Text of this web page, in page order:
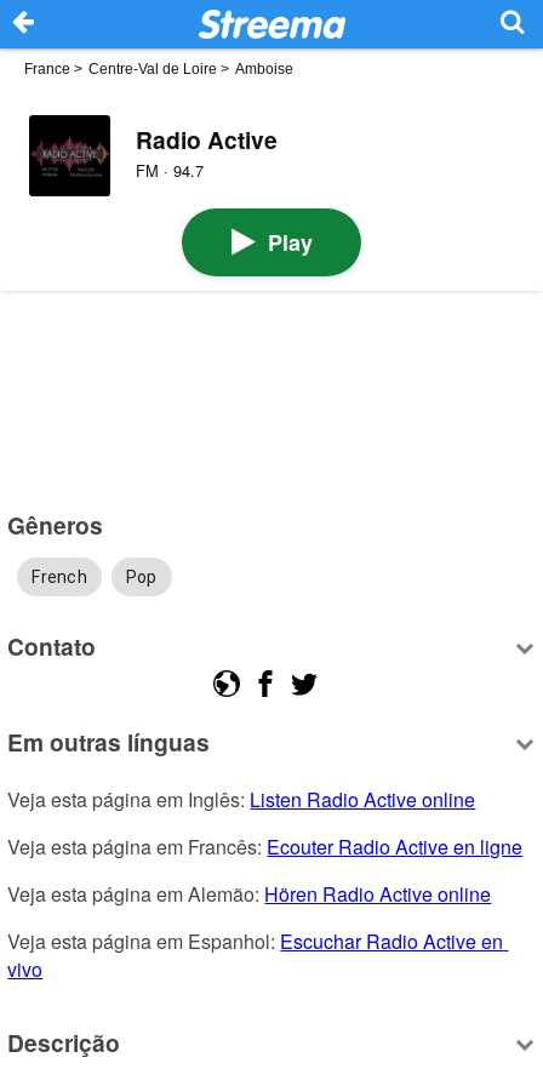
France > Centre-Val de Loire > Amboise
Radio Active
FM · 94.7
Play
Gêneros
French Pop
Contato
Em outras línguas
Veja esta página em Inglês: Listen Radio Active online
Veja esta página em Francês: Ecouter Radio Active en ligne
Veja esta página em Alemão: Hören Radio Active online
Veja esta página em Espanhol: Escuchar Radio Active en
vivo
Descrição